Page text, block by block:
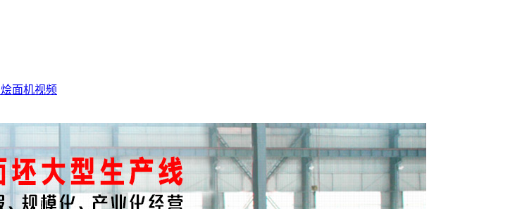
烩面机视频